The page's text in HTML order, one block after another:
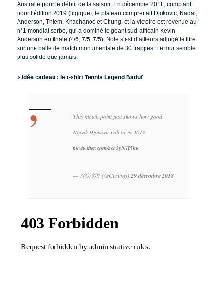
Australie pour le début de la saison. En décembre 2018, comptant
pour l’édition 2019 (logique), le plateau comprenait Djokovic, Nadal,
Anderson, Thiem, Khachanoc et Chung, et la victoire est revenue au
n°1 mondial serbe, qui a dominé le géant sud-africain Kevin
Anderson en finale (4/6, 7/5, 7/5). Nole s’est d’ailleurs adjugé le titre
sur une balle de match monumentale de 30 frappes. Le mur semble
plus solide que jamais.
» Idée cadeau : le t-shirt Tennis Legend Baduf
This match point just shows how good
Novak Djokovic will be in 2019.
pic.twitter.com/bcc2yNH5kw
— ?Ⓐ?Ⓞ? (@Certinfy)29 décembre 2018